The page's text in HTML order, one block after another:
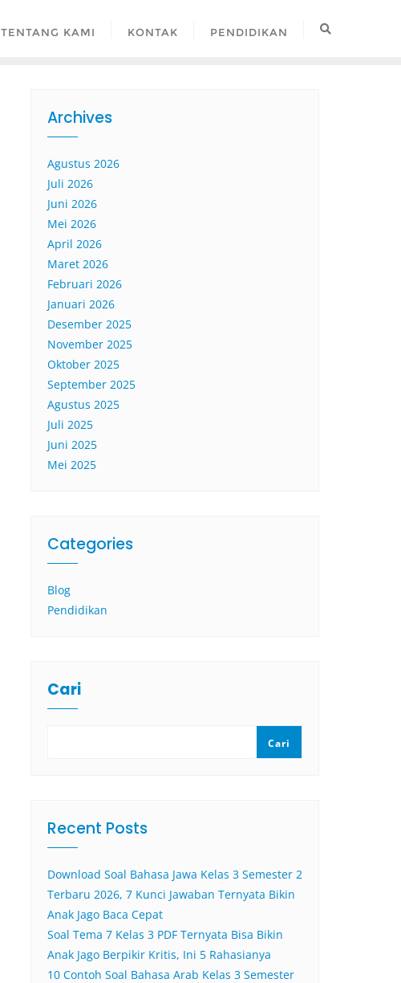
TENTANG KAMI KONTAK PENDIDIKAN
Archives
Agustus 2026
Juli 2026
Juni 2026
Mei 2026
April 2026
Maret 2026
Februari 2026
Januari 2026
Desember 2025
November 2025
Oktober 2025
September 2025
Agustus 2025
Juli 2025
Juni 2025
Mei 2025
Categories
Blog
Pendidikan
Cari
Cari
Recent Posts
Download Soal Bahasa Jawa Kelas 3 Semester 2
Terbaru 2026, 7 Kunci Jawaban Ternyata Bikin
Anak Jago Baca Cepat
Soal Tema 7 Kelas 3 PDF Ternyata Bisa Bikin
Anak Jago Berpikir Kritis, Ini 5 Rahasianya
10 Contoh Soal Bahasa Arab Kelas 3 Semester